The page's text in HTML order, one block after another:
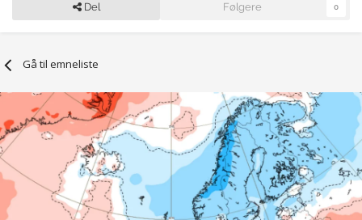
Del Følgere 0
Gå til emneliste